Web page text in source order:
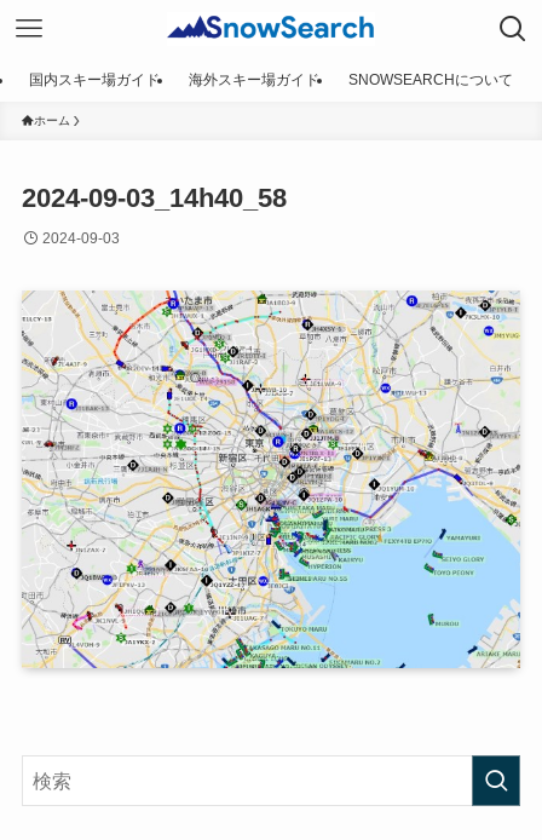
国内スキー場ガイド 海外スキー場ガイド SNOWSEARCHについて
ホーム
2024-09-03_14h40_58
2024-09-03